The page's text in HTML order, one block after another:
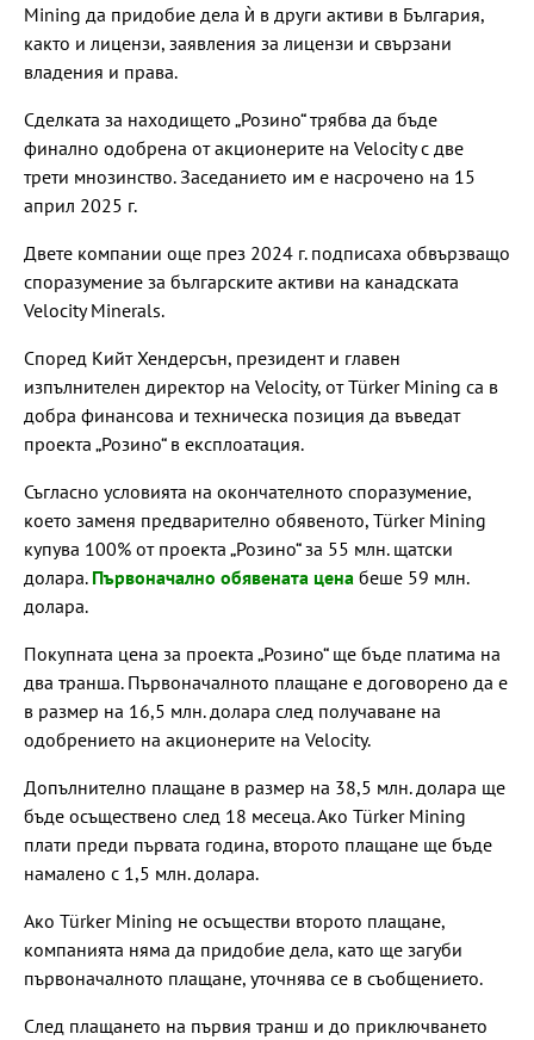
Mining да придобие дела ѝ в други активи в България,
както и лицензи, заявления за лицензи и свързани
владения и права.
Сделката за находището „Розино“ трябва да бъде
финално одобрена от акционерите на Velocity с две
трети мнозинство. Заседанието им е насрочено на 15
април 2025 г.
Двете компании още през 2024 г. подписаха обвързващо
споразумение за българските активи на канадската
Velocity Minerals.
Според Кийт Хендерсън, президент и главен
изпълнителен директор на Velocity, от Türker Mining са в
добра финансова и техническа позиция да въведат
проекта „Розино“ в експлоатация.
Съгласно условията на окончателното споразумение,
което заменя предварително обявеното, Türker Mining
купува 100% от проекта „Розино“ за 55 млн. щатски
долара. Първоначално обявената цена беше 59 млн.
долара.
Покупната цена за проекта „Розино“ ще бъде платима на
два транша. Първоначалното плащане е договорено да е
в размер на 16,5 млн. долара след получаване на
одобрението на акционерите на Velocity.
Допълнително плащане в размер на 38,5 млн. долара ще
бъде осъществено след 18 месеца. Ако Türker Mining
плати преди първата година, второто плащане ще бъде
намалено с 1,5 млн. долара.
Ако Türker Mining не осъществи второто плащане,
компанията няма да придобие дела, като ще загуби
първоначалното плащане, уточнява се в съобщението.
След плащането на първия транш и до приключването